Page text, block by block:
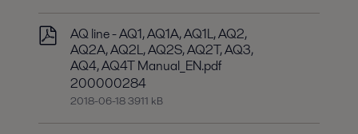
AQ line - AQ1, AQ1A, AQ1L, AQ2,
AQ2A, AQ2L, AQ2S, AQ2T, AQ3,
AQ4, AQ4T Manual_EN.pdf
200000284
2018-06-18 3911 kB